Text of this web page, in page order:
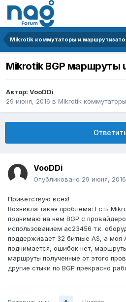
Mikrotik коммутаторы и
Mikrotik BGP маршруты
Автор: VooDDi
29 июня, 2016 в Mikrotik
VooDDi
Опубликовано 29 июня, 2016
Приветствую всех!
Возникла такая проблема: Есть
поднимаю на нем BGP с
использованием ас23456 т.к.
поддерживает 32 битные AS, а моя
поднимается, ошибок нет,
маршруты полученные от этого
другие стыки по BGP прекрасно